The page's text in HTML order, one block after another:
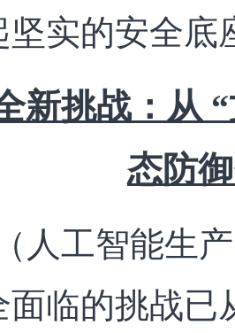
坚实的安全底
新挑战：从
态防
人工智能生
临的挑战已